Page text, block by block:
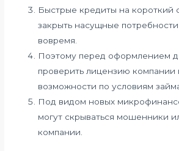
Быстрые кредиты на короткий
закрыть насущные
вовремя.
Поэтому перед оформлением
проверить лицензию компании
возможности по условиям
Под видом новых
могут скрываться мошенники
компании.